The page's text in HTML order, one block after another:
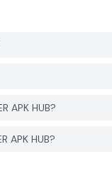
APK HUB?
APK HUB?